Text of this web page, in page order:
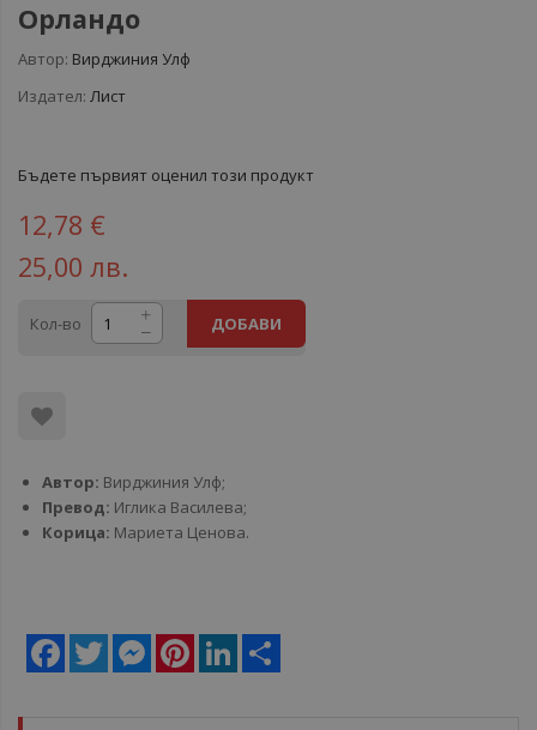
Орландо
Автор: Вирджиния Улф
Издател: Лист
Бъдете първият оценил този продукт
12,78 €
25,00 лв.
Кол-во ДОБАВИ
Автор: Вирджиния Улф;
Превод: Иглика Василева;
Корица: Мариета Ценова.
Facebook
Twitter MessengerPinterestLinkedIn